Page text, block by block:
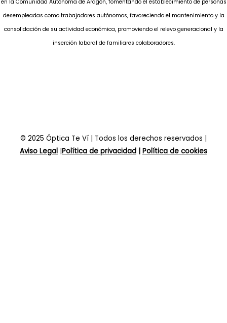
en la Comunidad Autónoma de Aragón, fomentando el establecimiento de personas
desempleadas como trabajadores autónomos, favoreciendo el mantenimiento y la
consolidación de su actividad económica, promoviendo el relevo generacional y la
inserción laboral de familiares colaboradores.
© 2025 Óptica Te Ví | Todos los derechos reservados |
Aviso Legal |Política de privacidad | Política de cookies